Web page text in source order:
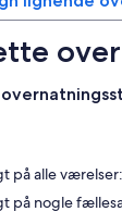
på alle
på nogle